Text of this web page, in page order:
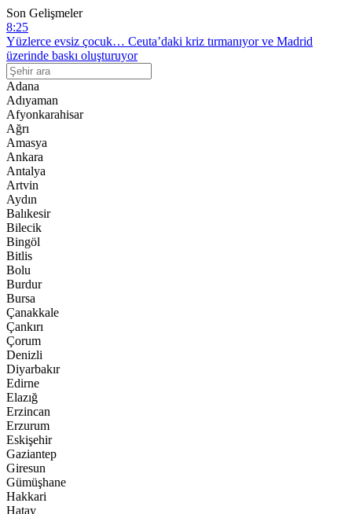
Son Gelişmeler
8:25
Yüzlerce evsiz çocuk… Ceuta’daki kriz tırmanıyor ve Madrid
üzerinde baskı oluşturuyor
7:59
Siyonistlere rahat yok: İşgalci askere Filipinler’de saldırı
20:49
Lübnan’ın güneyinde iki işgalci geberdi, yedi işgalci yaralandı
19:59
Cumhurbaşkanı Erdoğan’dan Meclise sunulan “Çerçeve Yasa”
hakkında açıklama
11:17
Bahçeli: Öcalan umuda, Ahmetler göreve, Demirtaş evine
dönmelidir
Adana
Adıyaman
Afyonkarahisar
Ağrı
Amasya
Ankara
Antalya
Artvin
Aydın
Balıkesir
Bilecik
Bingöl
Bitlis
Bolu
Burdur
Bursa
Çanakkale
Çankırı
Çorum
Denizli
Diyarbakır
Edirne
Elazığ
Erzincan
Erzurum
Eskişehir
Gaziantep
Giresun
Gümüşhane
Hakkari
Hatay